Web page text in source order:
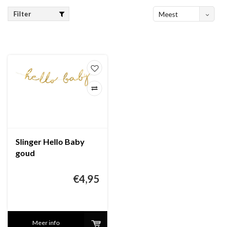
Filter
Meest
Slinger Hello Baby
goud
€4,95
Meer info